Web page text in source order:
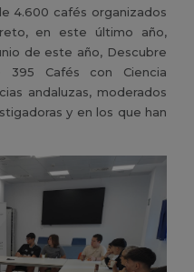
4.600 cafés organizados
en este último año,
de este año, Descubre
Cafés con Ciencia
andaluzas, moderados
y en los que han